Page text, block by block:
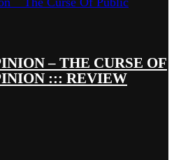
– THE CURSE OF
::: REVIEW